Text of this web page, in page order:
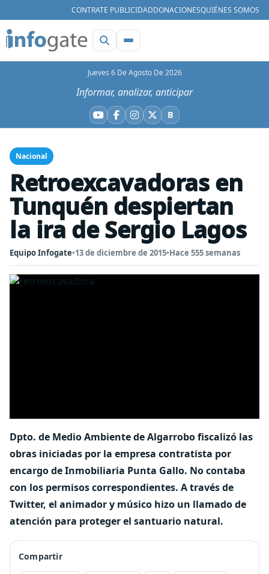
CONTRATE PUBLICIDADDONACIONESQUIÉNES SOMOS
Jueves 6 De Agosto De 2026
Informar, analizar, anticipar
YouTube
Facebook
Instagram
X BBluesky
Nacional
Retroexcavadoras en
Tunquén despiertan
la ira de Sergio Lagos
Equipo Infogate•13 de diciembre de 2015•Hace 555 semanas
Dpto. de Medio Ambiente de Algarrobo fiscalizó las
obras iniciadas por la empresa contratista por
encargo de Inmobiliaria Punta Gallo. No contaba
con los permisos correspondientes. A través de
Twitter, el animador y músico hizo un llamado de
atención para proteger el santuario natural.
Compartir